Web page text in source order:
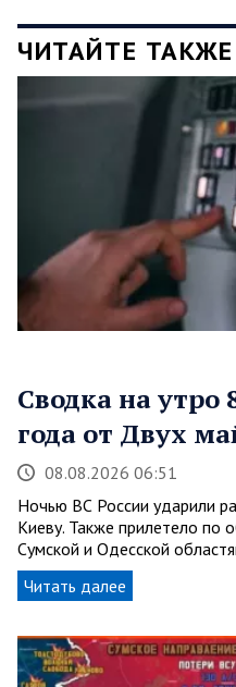
ЧИТАЙТЕ ТАКЖЕ
Сводка на утро
года от Двух
08.08.2026 06:51
Ночью ВС России ударили
Киеву. Также прилетело по
Сумской и Одесской
Читать далее